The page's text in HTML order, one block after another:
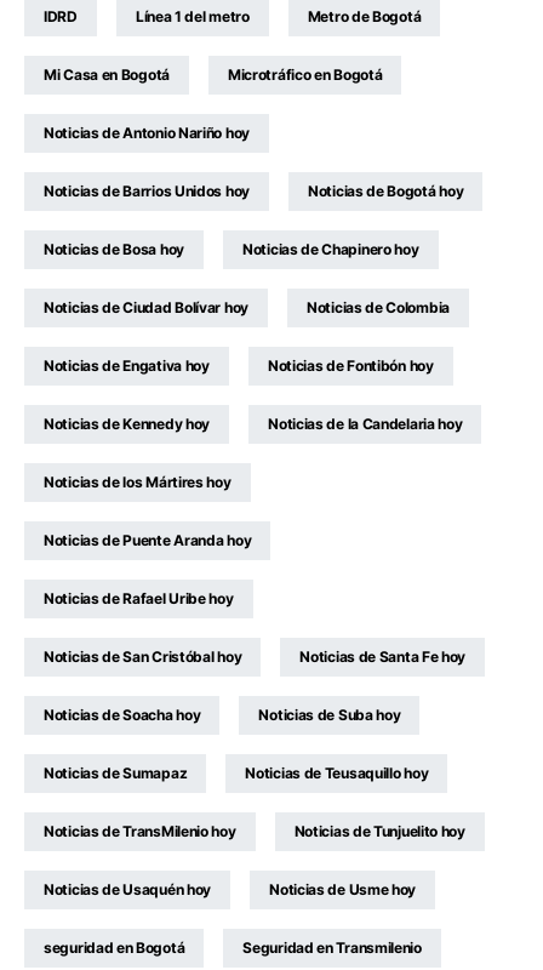
IDRD Línea 1 del metro Metro de Bogotá
Mi Casa en Bogotá Microtráfico en Bogotá
Noticias de Antonio Nariño hoy
Noticias de Barrios Unidos hoy Noticias de Bogotá hoy
Noticias de Bosa hoy Noticias de Chapinero hoy
Noticias de Ciudad Bolívar hoy Noticias de Colombia
Noticias de Engativa hoy Noticias de Fontibón hoy
Noticias de Kennedy hoy Noticias de la Candelaria hoy
Noticias de los Mártires hoy
Noticias de Puente Aranda hoy
Noticias de Rafael Uribe hoy
Noticias de San Cristóbal hoy Noticias de Santa Fe hoy
Noticias de Soacha hoy Noticias de Suba hoy
Noticias de Sumapaz Noticias de Teusaquillo hoy
Noticias de TransMilenio hoy Noticias de Tunjuelito hoy
Noticias de Usaquén hoy Noticias de Usme hoy
seguridad en Bogotá Seguridad en Transmilenio